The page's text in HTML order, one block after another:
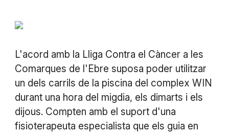
L'acord amb la Lliga Contra el Càncer a les
Comarques de l'Ebre suposa poder utilitzar
un dels carrils de la piscina del complex WIN
durant una hora del migdia, els dimarts i els
dijous. Compten amb el suport d'una
fisioterapeuta especialista que els guia en